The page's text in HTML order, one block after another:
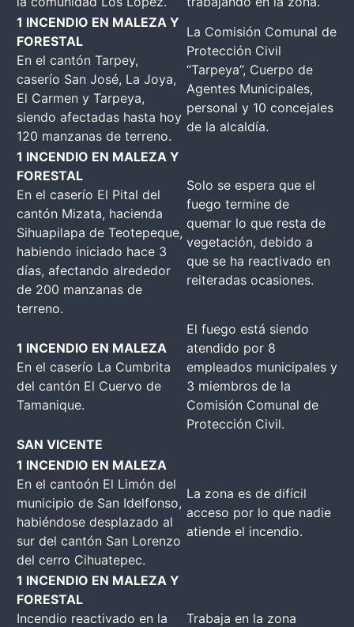
1 INCENDIO EN MALEZA Y
FORESTAL
En el cantón Tarpey,
caserío San José, La Joya,
El Carmen y Tarpeya,
siendo afectadas hasta hoy
120 manzanas de terreno.
La Comisión Comunal de
Protección Civil
“Tarpeya”, Cuerpo de
Agentes Municipales,
personal y 10 concejales
de la alcaldía.
1 INCENDIO EN MALEZA Y
FORESTAL
En el caserío El Pital del
cantón Mizata, hacienda
Sihuapilapa de Teotepeque,
habiendo iniciado hace 3
días, afectando alrededor
de 200 manzanas de
terreno.
Solo se espera que el
fuego termine de
quemar lo que resta de
vegetación, debido a
que se ha reactivado en
reiteradas ocasiones.
1 INCENDIO EN MALEZA
En el caserío La Cumbrita
del cantón El Cuervo de
Tamanique.
El fuego está siendo
atendido por 8
empleados municipales y
3 miembros de la
Comisión Comunal de
Protección Civil.
SAN VICENTE
1 INCENDIO EN MALEZA
En el cantoón El Limón del
municipio de San Idelfonso,
habiéndose desplazado al
sur del cantón San Lorenzo
del cerro Cihuatepec.
La zona es de difícil
acceso por lo que nadie
atiende el incendio.
1 INCENDIO EN MALEZA Y
FORESTAL
Incendio reactivado en la
Trabaja en la zona